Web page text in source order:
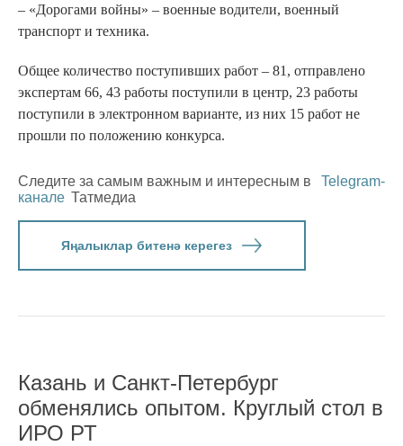
– «Дорогами войны» – военные водители, военный
транспорт и техника.
Общее количество поступивших работ – 81, отправлено
экспертам 66, 43 работы поступили в центр, 23 работы
поступили в электронном варианте, из них 15 работ не
прошли по положению конкурса.
Следите за самым важным и интересным в
Telegram-
канале Татмедиа
Яңалыклар битенә керегез
Казань и Санкт-Петербург
обменялись опытом. Круглый стол в
ИРО РТ